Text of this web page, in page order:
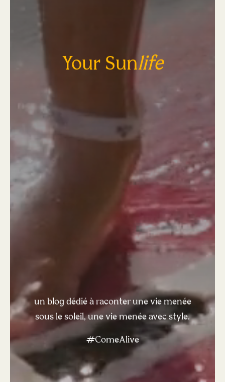
Your Sunlife
un blog dédié à raconter une vie menée
sous le soleil, une vie menée avec style.
#ComeAlive